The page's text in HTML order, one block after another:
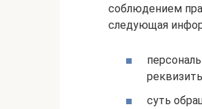
соблюдением
следующая
суть